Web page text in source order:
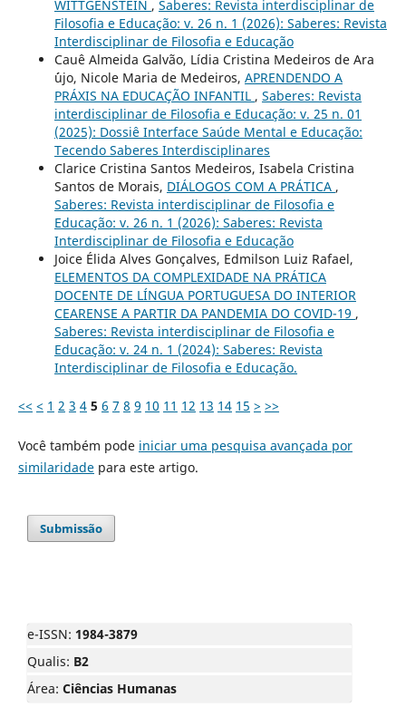
WITTGENSTEIN , Saberes: Revista interdisciplinar de
Filosofia e Educação: v. 26 n. 1 (2026): Saberes: Revista
Interdisciplinar de Filosofia e Educação
Cauê Almeida Galvão, Lídia Cristina Medeiros de Ara
´´ujo, Nicole Maria de Medeiros, APRENDENDO A
PRÁXIS NA EDUCAÇÃO INFANTIL , Saberes: Revista
interdisciplinar de Filosofia e Educação: v. 25 n. 01
(2025): Dossiê Interface Saúde Mental e Educação:
Tecendo Saberes Interdisciplinares
Clarice Cristina Santos Medeiros, Isabela Cristina
Santos de Morais, DIÁLOGOS COM A PRÁTICA ,
Saberes: Revista interdisciplinar de Filosofia e
Educação: v. 26 n. 1 (2026): Saberes: Revista
Interdisciplinar de Filosofia e Educação
Joice Élida Alves Gonçalves, Edmilson Luiz Rafael,
ELEMENTOS DA COMPLEXIDADE NA PRÁTICA
DOCENTE DE LÍNGUA PORTUGUESA DO INTERIOR
CEARENSE A PARTIR DA PANDEMIA DO COVID-19 ,
Saberes: Revista interdisciplinar de Filosofia e
Educação: v. 24 n. 1 (2024): Saberes: Revista
Interdisciplinar de Filosofia e Educação.
<< < 1 2 3 4 5 6 7 8 9 10 11 12 13 14 15 > >>
Você também pode iniciar uma pesquisa avançada por
similaridadepara este artigo.
Submissão
e-ISSN: 1984-3879
Qualis: B2
Área: Ciências Humanas